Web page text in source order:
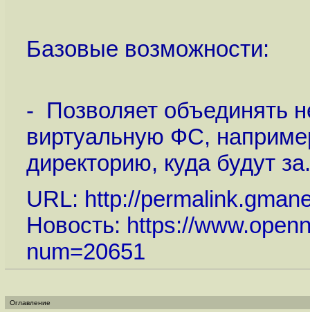
Базовые возможности:
- Позволяет объединять
виртуальную ФС,
директорию, куда будут
URL: http://
Новость: https://
num=20651
Оглавление